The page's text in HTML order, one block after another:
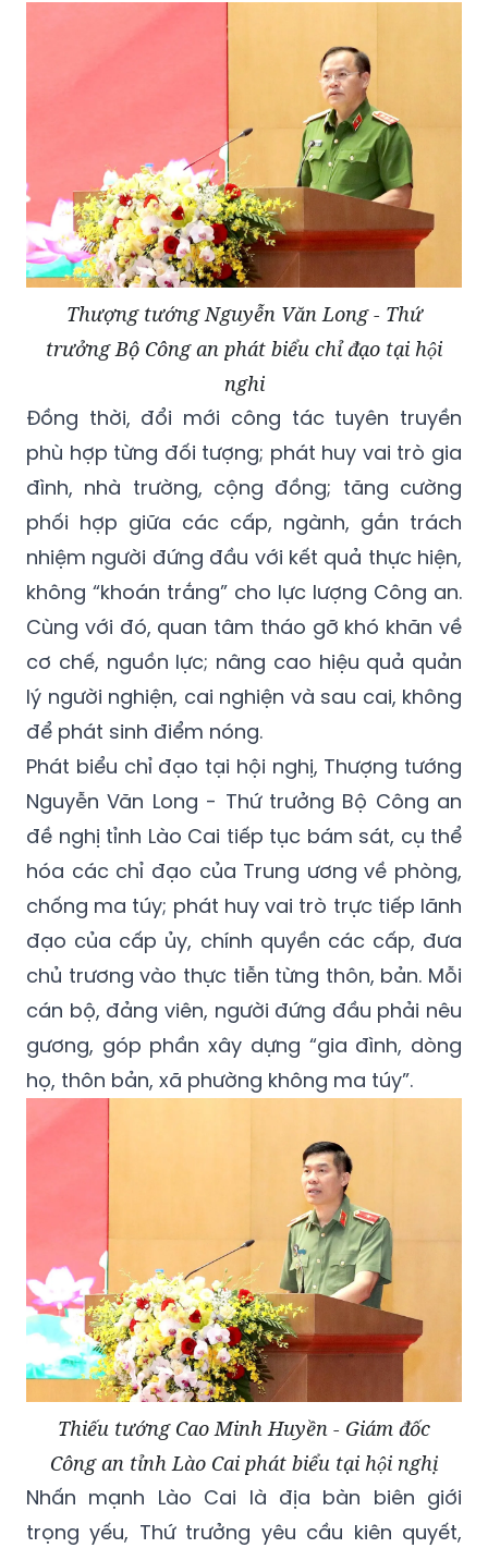
Thượng tướng Nguyễn Văn Long - Thứ
trưởng Bộ Công an phát biểu chỉ đạo tại hội
nghi
Đồng thời, đổi mới công tác tuyên truyền
phù hợp từng đối tượng; phát huy vai trò gia
đình, nhà trường, cộng đồng; tăng cường
phối hợp giữa các cấp, ngành, gắn trách
nhiệm người đứng đầu với kết quả thực hiện,
không “khoán trắng” cho lực lượng Công an.
Cùng với đó, quan tâm tháo gỡ khó khăn về
cơ chế, nguồn lực; nâng cao hiệu quả quản
lý người nghiện, cai nghiện và sau cai, không
để phát sinh điểm nóng.
Phát biểu chỉ đạo tại hội nghị, Thượng tướng
Nguyễn Văn Long - Thứ trưởng Bộ Công an
đề nghị tỉnh Lào Cai tiếp tục bám sát, cụ thể
hóa các chỉ đạo của Trung ương về phòng,
chống ma túy; phát huy vai trò trực tiếp lãnh
đạo của cấp ủy, chính quyền các cấp, đưa
chủ trương vào thực tiễn từng thôn, bản. Mỗi
cán bộ, đảng viên, người đứng đầu phải nêu
gương, góp phần xây dựng “gia đình, dòng
họ, thôn bản, xã phường không ma túy”.
Thiếu tướng Cao Minh Huyền - Giám đốc
Công an tỉnh Lào Cai phát biểu tại hội nghị
Nhấn mạnh Lào Cai là địa bàn biên giới
trọng yếu, Thứ trưởng yêu cầu kiên quyết,